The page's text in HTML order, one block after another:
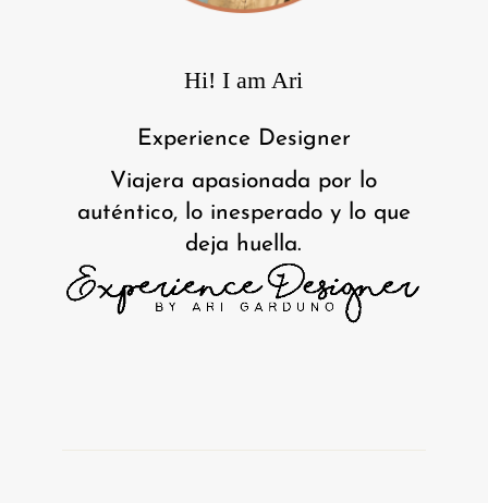
Hi! I am Ari
Experience Designer
Viajera apasionada por lo
auténtico, lo inesperado y lo que
deja huella.